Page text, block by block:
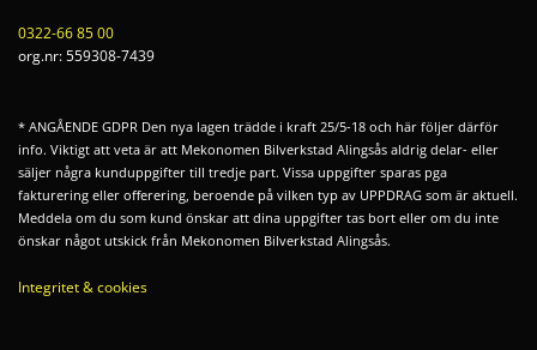
0322-66 85 00
org.nr:559308-7439
* ANGÅENDE GDPR Den nya lagen trädde i kraft 25/5-18 och här följer därför
info. Viktigt att veta är att Mekonomen Bilverkstad Alingsås aldrig delar- eller
säljer några kunduppgifter till tredje part. Vissa uppgifter sparas pga
fakturering eller offerering, beroende på vilken typ av UPPDRAG som är aktuell.
Meddela om du som kund önskar att dina uppgifter tas bort eller om du inte
önskar något utskick från Mekonomen Bilverkstad Alingsås.
Integritet & cookies